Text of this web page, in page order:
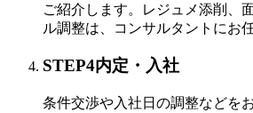
ご紹介します。
レジュメ添削、
ル調整は、コンサルタントにお
STEP4内定・入社
条件交渉や入社日の調整などを